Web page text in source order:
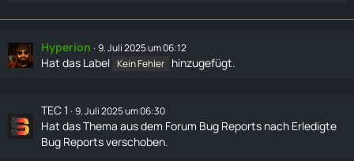
Hyperion 9. Juli 2025 um 06:12
Hat das Label Kein Fehler hinzugefügt.
TEC 1 9. Juli 2025 um 06:30
Hat das Thema aus dem Forum Bug Reports nach Erledigte
Bug Reportsverschoben.